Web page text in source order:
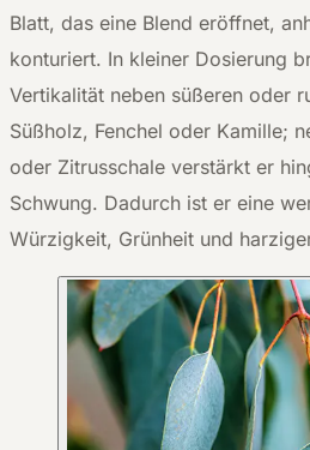
Blatt, das eine Blend eröffnet,
konturiert. In kleiner Dosierung
Vertikalität neben süßeren oder
Süßholz, Fenchel oder Kamille;
oder Zitrusschale verstärkt er
Schwung. Dadurch ist er eine
Würzigkeit, Grünheit und